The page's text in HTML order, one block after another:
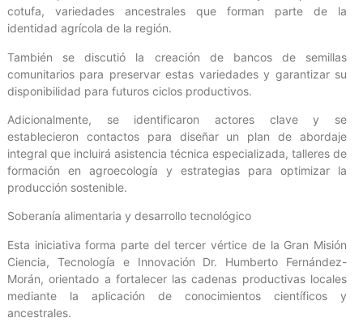
cotufa, variedades ancestrales que forman parte de la
identidad agrícola de la región.
También se discutió la creación de bancos de semillas
comunitarios para preservar estas variedades y garantizar su
disponibilidad para futuros ciclos productivos.
Adicionalmente, se identificaron actores clave y se
establecieron contactos para diseñar un plan de abordaje
integral que incluirá asistencia técnica especializada, talleres de
formación en agroecología y estrategias para optimizar la
producción sostenible.
Soberanía alimentaria y desarrollo tecnológico
Esta iniciativa forma parte del tercer vértice de la Gran Misión
Ciencia, Tecnología e Innovación Dr. Humberto Fernández-
Morán, orientado a fortalecer las cadenas productivas locales
mediante la aplicación de conocimientos científicos y
ancestrales.